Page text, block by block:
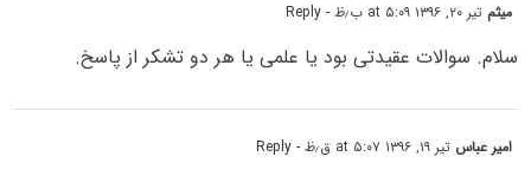
میثم تیر ۲۰, ۱۳۹۶ at ۵:۰۹ ب٫ظ - Reply
سلام. سوالات عقیدتی بود یا علمی یا هر دو تشکر از پاسخ.
امیر عباس تیر ۱۹, ۱۳۹۶ at ۵:۰۷ ق٫ظ - Reply